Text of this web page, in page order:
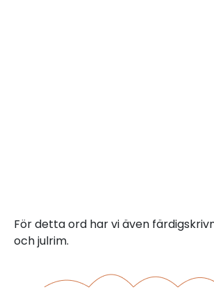
För detta ord har vi även
och julrim.